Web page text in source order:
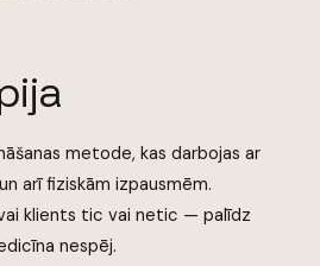
metode, kas darbojas ar
arī fiziskām izpausmēm.
klients tic vai netic — palīdz
nespēj.